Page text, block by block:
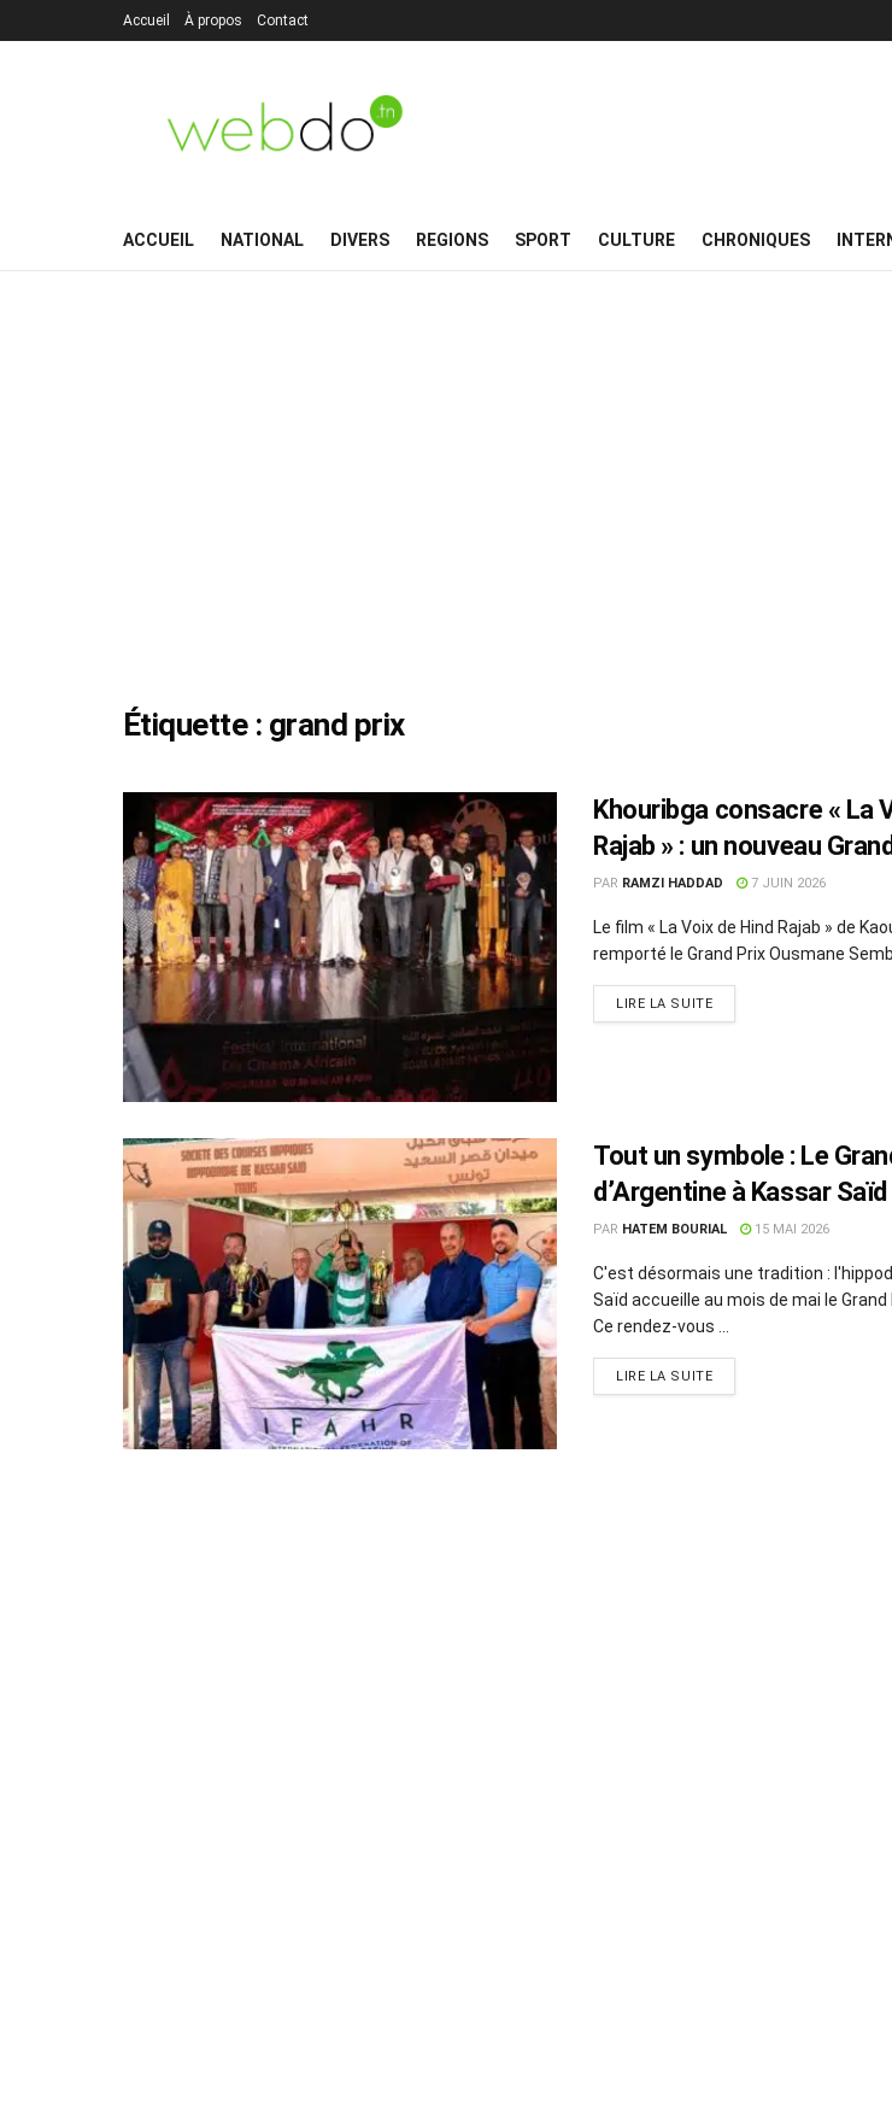
Accueil À propos Contact
ACCUEIL NATIONAL DIVERS REGIONS SPORT CULTURE CHRONIQUES
Étiquette : grand prix
Khouribga consacre « La
Rajab » : un nouveau
cinéma tunisien
PAR RAMZI HADDAD 7 JUIN 2026
Le film « La Voix de Hind Rajab » de
remporté le Grand Prix Ousmane
LIRE LA SUITE
Tout un symbole : Le
d’Argentine à Kassar Saïd
PAR HATEM BOURIAL 15 MAI 2026
C'est désormais une tradition :
Saïd accueille au mois de mai le Grand
Ce rendez-vous ...
LIRE LA SUITE